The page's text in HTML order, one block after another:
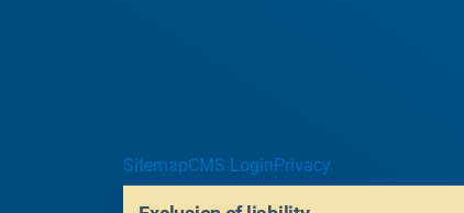
SitemapCMS LoginPrivacy